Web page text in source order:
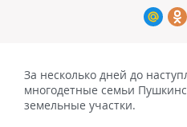
За несколько дней до
многодетные семьи
земельные участки.